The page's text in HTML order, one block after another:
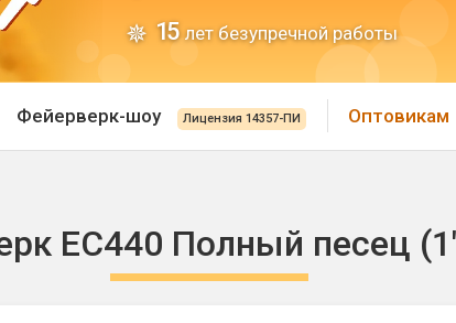
15 лет безупречной работы
Хлопушки и
Фейерверк-шоу Лицензия 14357-ПИ Оптовикам
ЕС440 Полный песец